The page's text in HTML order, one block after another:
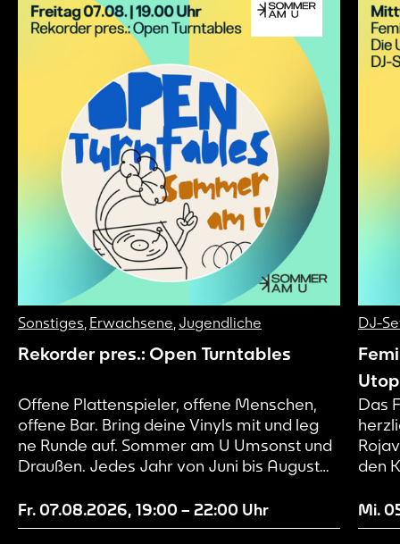
Sonstiges Erwachsene Jugendliche
Rekorder pres.: Open Turntables
Offene Plattenspieler, offene Menschen,
offene Bar. Bring deine Vinyls mit und leg
ne Runde auf. Sommer am U Umsonst und
Draußen. Jedes Jahr von Juni bis August
Festivalbühne. Dank des bewährten
„made by many“-Konzepts ist für ziemlich
Fr. 07.08.2026, 19:00 – 22:00 Uhr
DJ-
Set
Das
den
Mi.